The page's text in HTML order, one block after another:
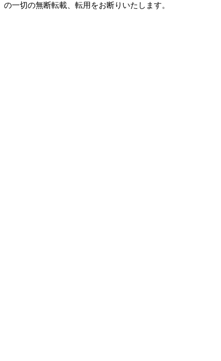
の一切の無断転載、転用をお断りいたします。